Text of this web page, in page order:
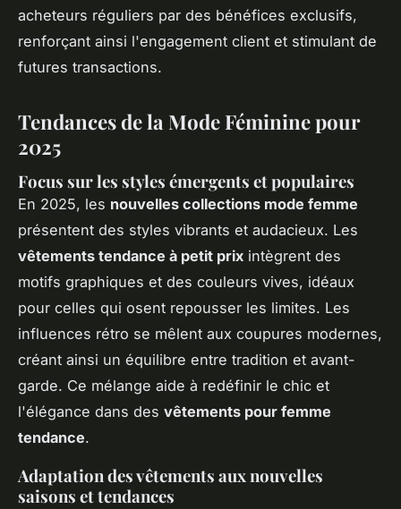
acheteurs réguliers par des bénéfices exclusifs,
renforçant ainsi l'engagement client et stimulant de
futures transactions.
Tendances de la Mode Féminine pour
2025
Focus sur les styles émergents et populaires
En 2025, les nouvelles collections mode femme
présentent des styles vibrants et audacieux. Les
vêtements tendance à petit prix intègrent des
motifs graphiques et des couleurs vives, idéaux
pour celles qui osent repousser les limites. Les
influences rétro se mêlent aux coupures modernes,
créant ainsi un équilibre entre tradition et avant-
garde. Ce mélange aide à redéfinir le chic et
l'élégance dans des vêtements pour femme
tendance.
Adaptation des vêtements aux nouvelles
saisons et tendances